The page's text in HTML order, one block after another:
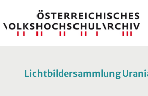
Lichtbildersammlung